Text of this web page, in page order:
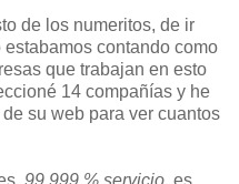
de los numeritos, de ir
contando como
que trabajan en esto
14 compañías y he
su web para ver cuantos
99,999 % servicio, es